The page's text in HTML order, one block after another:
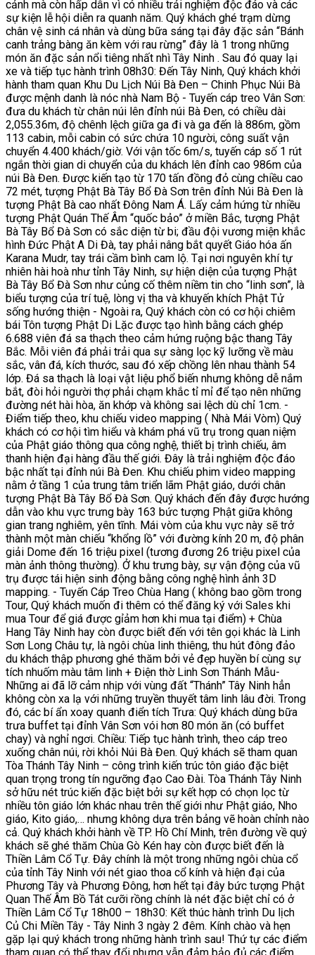
cảnh mà còn hấp dẫn vì có nhiều trải nghiệm độc đáo và các
sự kiện lễ hội diễn ra quanh năm. Quý khách ghé trạm dừng
chân vệ sinh cá nhân và dùng bữa sáng tại đây đặc sản “Bánh
canh trảng bàng ăn kèm với rau rừng” đây là 1 trong những
món ăn đặc sản nổi tiêng nhất nhì Tây Ninh . Sau đó quay lại
xe và tiếp tục hành trình 08h30: Đến Tây Ninh, Quý khách khởi
hành tham quan Khu Du Lịch Núi Bà Đen – Chinh Phục Núi Bà
được mệnh danh là nóc nhà Nam Bộ - Tuyến cáp treo Vân Sơn:
đưa du khách từ chân núi lên đỉnh núi Bà Đen, có chiều dài
2,055.36m, độ chênh lệch giữa ga đi và ga đến là 886m, gồm
113 cabin, mỗi cabin có sức chứa 10 người, công suất vận
chuyển 4.400 khách/giờ. Với vận tốc 6m/s, tuyến cáp số 1 rút
ngắn thời gian di chuyển của du khách lên đỉnh cao 986m của
núi Bà Đen. Được kiến tạo từ 170 tấn đồng đỏ cùng chiều cao
72 mét, tượng Phật Bà Tây Bổ Đà Sơn trên đỉnh Núi Bà Đen là
tượng Phật Bà cao nhất Đông Nam Á. Lấy cảm hứng từ nhiều
tượng Phật Quán Thế Âm “quốc bảo” ở miền Bắc, tượng Phật
Bà Tây Bổ Đà Sơn có sắc diện từ bi; đầu đội vương miện khắc
hình Đức Phật A Di Đà, tay phải nâng bắt quyết Giáo hóa ấn
Karana Mudr, tay trái cầm bình cam lộ. Tại nơi nguyên khí tự
nhiên hài hoà như tỉnh Tây Ninh, sự hiện diện của tượng Phật
Bà Tây Bổ Đà Sơn như củng cố thêm niềm tin cho “linh sơn”, là
biểu tượng của trí tuệ, lòng vị tha và khuyến khích Phật Tử
sống hướng thiện - Ngoài ra, Quý khách còn có cơ hội chiêm
bái Tôn tượng Phật Di Lặc được tạo hình bằng cách ghép
6.688 viên đá sa thạch theo cảm hứng ruộng bậc thang Tây
Bắc. Mỗi viên đá phải trải qua sự sàng lọc kỹ lưỡng về màu
sắc, vân đá, kích thước, sau đó xếp chồng lên nhau thành 54
lớp. Đá sa thạch là loại vật liệu phổ biến nhưng không dễ nắm
bắt, đòi hỏi người thợ phải chạm khắc tỉ mỉ để tạo nên những
đường nét hài hòa, ăn khớp và không sai lệch dù chỉ 1cm. -
Điểm tiếp theo, khu chiếu video mapping ( Nhà Mái Vòm) Quý
khách có cơ hội tìm hiểu và khám phá vũ trụ trong quan niệm
của Phật giáo thông qua công nghệ, thiết bị trình chiếu, âm
thanh hiện đại hàng đầu thế giới. Đây là trải nghiệm độc đáo
bậc nhất tại đỉnh núi Bà Đen. Khu chiếu phim video mapping
nằm ở tầng 1 của trung tâm triển lãm Phật giáo, dưới chân
tượng Phật Bà Tây Bổ Đà Sơn. Quý khách đến đây được hướng
dẫn vào khu vực trưng bày 163 bức tượng Phật giữa không
gian trang nghiêm, yên tĩnh. Mái vòm của khu vực này sẽ trở
thành một màn chiếu “khổng lồ” với đường kính 20 m, độ phân
giải Dome đến 16 triệu pixel (tương đương 26 triệu pixel của
màn ảnh thông thường). Ở khu trưng bày, sự vận động của vũ
trụ được tái hiện sinh động bằng công nghệ hình ảnh 3D
mapping. - Tuyến Cáp Treo Chùa Hang ( không bao gồm trong
Tour, Quý khách muốn đi thêm có thể đăng ký với Sales khi
mua Tour để giá được gỉảm hơn khi mua tại điểm) + Chùa
Hang Tây Ninh hay còn được biết đến với tên gọi khác là Linh
Sơn Long Châu tự, là ngôi chùa linh thiêng, thu hút đông đảo
du khách thập phương ghé thăm bởi vẻ đẹp huyền bí cùng sự
tích nhuốm màu tâm linh + Điện thờ Linh Sơn Thánh Mẫu-
Những ai đã lỡ cảm nhịp với vùng đất “Thánh” Tây Ninh hẳn
không còn xa lạ với những truyền thuyết tâm linh lâu đời. Trong
đó, các bí ẩn xoay quanh điển tích Trưa: Quý khách dùng bữa
trưa buffet tại đỉnh Vân Sơn vói hơn 80 món ăn (có buffet
chay) và nghỉ ngơi. Chiều: Tiếp tục hành trình, theo cáp treo
xuống chân núi, rời khỏi Núi Bà Đen. Quý khách sẽ tham quan
Tòa Thánh Tây Ninh – công trình kiến trúc tôn giáo đặc biệt
quan trọng trong tín ngưỡng đạo Cao Đài. Tòa Thánh Tây Ninh
sở hữu nét trúc kiến đặc biệt bởi sự kết hợp có chọn lọc từ
nhiều tôn giáo lớn khác nhau trên thế giới như Phật giáo, Nho
giáo, Kito giáo,… nhưng không dựa trên bảng vẽ hoàn chỉnh nào
cả. Quý khách khởi hành về TP. Hồ Chí Minh, trên đường về quý
khách sẽ ghé thăm Chùa Gò Kén hay còn được biết đến là
Thiền Lâm Cổ Tự. Đây chính là một trong những ngôi chùa cổ
của tỉnh Tây Ninh với nét giao thoa cổ kính và hiện đại của
Phương Tây và Phương Đông, hơn hết tại đây bức tượng Phật
Quan Thế Âm Bồ Tát cưỡi rồng chính là nét đặc biệt chỉ có ở
Thiền Lâm Cổ Tự 18h00 – 18h30: Kết thúc hành trình Du lịch
Củ Chi Miền Tây - Tây Ninh 3 ngày 2 đêm. Kính chào và hẹn
gặp lại quý khách trong những hành trình sau! Thứ tự các điểm